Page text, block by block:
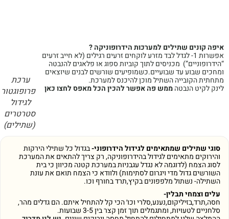
איפה קונים שתילים למערכות הידרופוניקה ?
אפשרות 1- לגדל לבד מזרע לוקחים זרעים רגילים (לא חייב זרעים
“הידרופוניים”) מכניסים לתוך קוביות ספוג או פלאגים להנבטה
ומחכים שבוע עד שבועיים.כשמופיעים שורשים לבנים שיוצאים
מתחתית הקובייה השתיל מוכן להיכנס למערכת.
לינק לקיט הנבטהממש פה אפשר להכין הכל מאפס לחצו כאן
ערכת
פרופוגטור
לגידול
סטרטרים
(שתילים)
סוגי שתילים שמתאימים לגידול הידרופוני-בגדול כל שתילי הירקות
והירוקים מתאימים לגידול בהידרופוניקה, רק צריך להתאים את המערכת
לסוג הצמח (לדוגמה לא נגדל עגבניות במערכת קטנה מכיוון כי בית
השורשים גדול מדי ויגרום לסתימות) ולוודא כי הצמח תואם את עונת
השתילה- נשתול מלפפונים בקיץ,תרד בחורף וכו.
עלים וצמחי תבלין-
חסה,תרד,בזיליקום,נענע,סלרי וכו׳ הכי קל להתחיל איתם. הם גדלים מהר,
סלחניים לטעויות, ומתגמלים תוך זמן קצר בין 3-5 שבועות.